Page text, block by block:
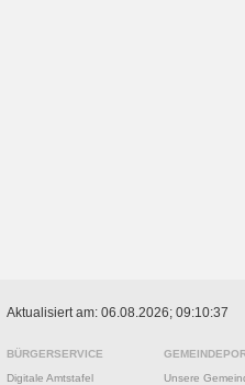
Aktualisiert am: 06.08.2026; 09:10:37
BÜRGERSERVICE
Digitale Amtstafel
Unsere